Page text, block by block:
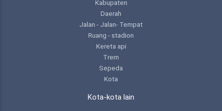
Kabupaten
Daerah
Jalan - Jalan- Tempat
Ruang - stadion
Kereta api
Trem
Sepeda
Kota
Kota-kota lain